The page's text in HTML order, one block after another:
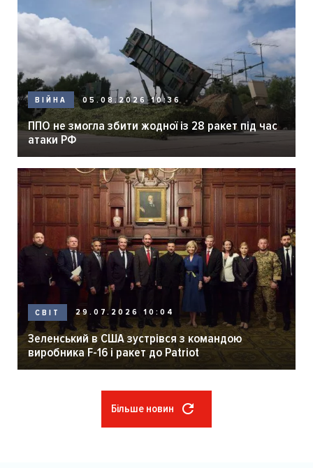
ВІЙНА 05.08.2026 10:36
ППО не змогла збити жодної із 28 ракет під час
атаки РФ
СВІТ 29.07.2026 10:04
Зеленський в США зустрівся з командою
виробника F-16 і ракет до Patriot
Більше новин